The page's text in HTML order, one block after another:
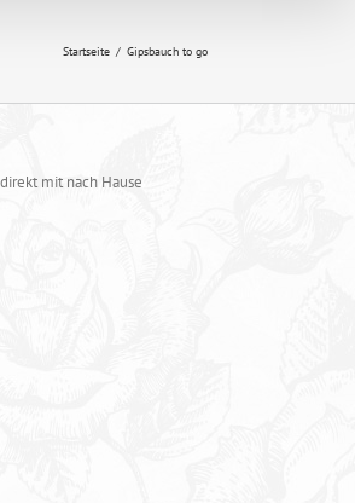
Startseite / Gipsbauch to go
mit nach Hause